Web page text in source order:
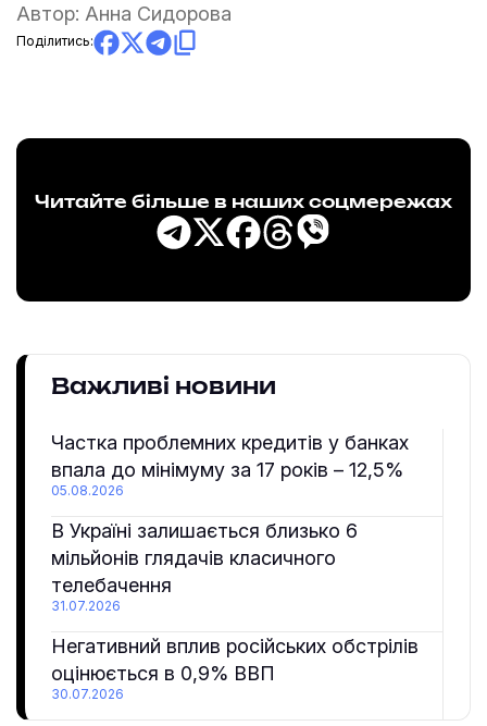
Автор: Анна Сидорова
Поділитись:
Читайте більше в наших соцмережах
Важливі новини
Частка проблемних кредитів у банках
впала до мінімуму за 17 років – 12,5%
05.08.2026
В Україні залишається близько 6
мільйонів глядачів класичного
телебачення
31.07.2026
Негативний вплив російських обстрілів
оцінюється в 0,9% ВВП
30.07.2026